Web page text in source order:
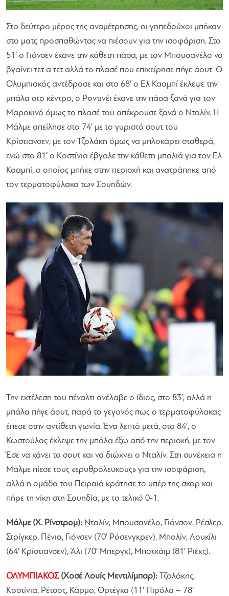
Στο δεύτερο μέρος της αναμέτρησης, οι γηπεδούχοι μπήκαν
στο ματς προσπαθώντας να πιέσουν για την ισοφάριση. Στο
51′ ο Γιόνσεν έκανε την κάθετη πάσα, με τον Μπουσανέλο να
βγαίνει τετ α τετ αλλά το πλασέ που επιχείρησε πήγε άουτ. Ο
Ολυμπιακός αντέδρασε και στο 68′ ο Ελ Κααμπί έκλεψε την
μπάλα στο κέντρο, ο Ροντινέι έκανε την πάσα ξανά για τον
Μαροκινό όμως το πλασέ του απέκρουσε ξανά ο Νταλίν. Η
Μάλμε απείλησε στο 74′ με το γυριστό σουτ του
Κρίστιανσεν, με τον Τζολάκη όμως να μπλοκάρει σταθερά,
ενώ στο 81′ ο Κοστίνια έβγαλε την κάθετη μπαλιά για τον Ελ
Κααμπί, ο οποίος μπήκε στην περιοχή και ανατράπηκε από
τον τερματοφύλακα των Σουηδών.
Την εκτέλεση του πέναλτι ανέλαβε ο ίδιος, στο 83′, αλλά η
μπάλα πήγε άουτ, παρά το γεγονός πως ο τερματοφύλακας
έπεσε στην αντίθετη γωνία. Ένα λεπτό μετά, στο 84′, ο
Κωστούλας έκλεψε την μπάλα έξω από την περιοχή, με τον
Έσε να κάνει το σουτ και να διώχνει ο Νταλίν. Στη συνέχεια η
Μάλμε πίεσε τους «ερυθρόλευκους» για την ισοφάριση,
αλλά η ομάδα του Πειραιά κράτησε το υπέρ της σκορ και
πήρε τη νίκη στη Σουηδία, με το τελικό 0-1.
Μάλμε (Χ. Ρίνστρομ): Νταλίν, Μπουσανέλο, Γιάνσον, Ρέσλερ,
Στρίγκερ, Πένια, Γιόνσεν (70′ Ρόσενγκρεν), Μπολίν, Λουκίλι
(64′ Κρίστιανσεν), Άλι (70′ Μπεργκ), Μποτχάιμ (81′ Ριέκς).
ΟΛΥΜΠΙΑΚΟΣ(Χοσέ Λουίς Μεντιλίμπαρ): Τζολάκης,
Κοστίνια, Ρέτσος, Κάρμο, Ορτέγκα (11′ Πιρόλα – 78′